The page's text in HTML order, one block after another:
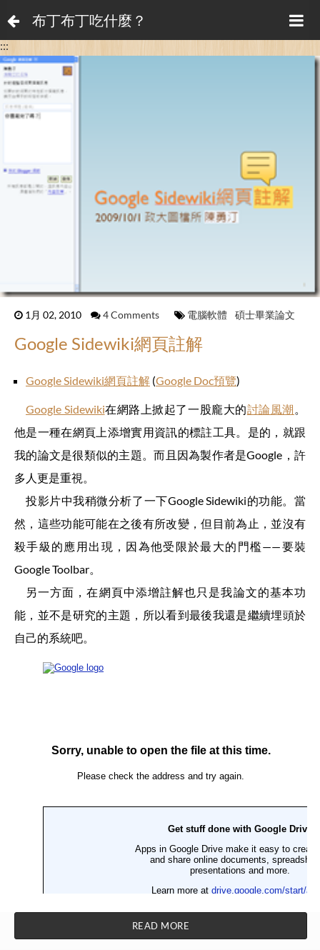
布丁布丁吃什麼？
:::
1月 02, 2010 4 Comments 電腦軟體 碩士畢業論文
Google Sidewiki網頁註解
Google Sidewiki網頁註解 (Google Doc預覽)
Google Sidewiki在網路上掀起了一股龐大的討論風潮 。
他是一種在網頁上添增實用資訊的標註工具。是的，就跟
我的論文是很類似的主題。而且因為製作者是Google，許
多人更是重視。
投影片中我稍微分析了一下Google Sidewiki的功能。當
然，這些功能可能在之後有所改變，但目前為止，並沒有
殺手級的應用出現，因為他受限於最大的門檻——要裝
Google Toolbar。
另一方面，在網頁中添增註解也只是我論文的基本功
能，並不是研究的主題，所以看到最後我還是繼續埋頭於
自己的系統吧。
READ MORE